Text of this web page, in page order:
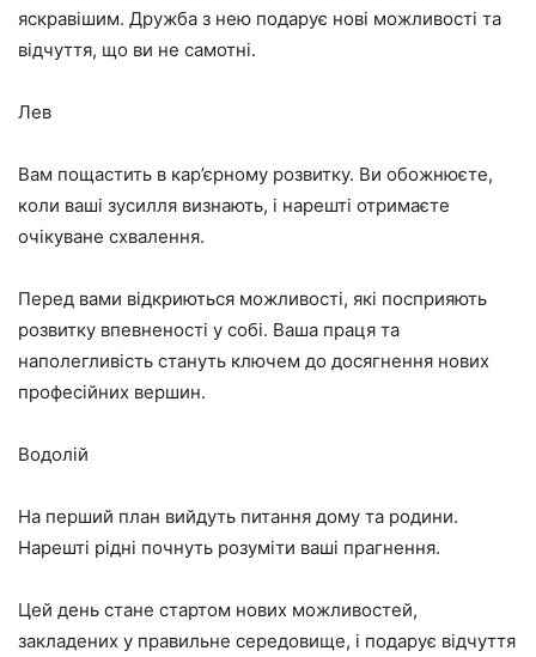
яскравішим. Дружба з нею подарує нові можливості та
відчуття, що ви не самотні.
Лев
Вам пощастить в кар’єрному розвитку. Ви обожнюєте,
коли ваші зусилля визнають, і нарешті отримаєте
очікуване схвалення.
Перед вами відкриються можливості, які посприяють
розвитку впевненості у собі. Ваша праця та
наполегливість стануть ключем до досягнення нових
професійних вершин.
Водолій
На перший план вийдуть питання дому та родини.
Нарешті рідні почнуть розуміти ваші прагнення.
Цей день стане стартом нових можливостей,
закладених у правильне середовище, і подарує відчуття